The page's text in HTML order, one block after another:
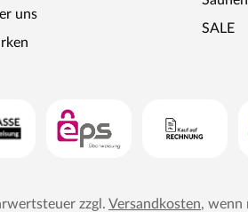
uns
SALE
zzgl. Versandkosten, wenn